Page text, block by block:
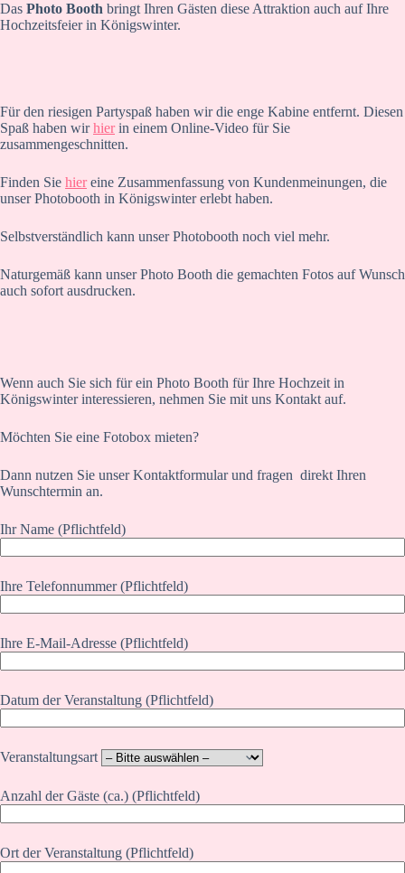
Das Photo Booth bringt Ihren Gästen diese Attraktion auch auf Ihre
Hochzeitsfeier in Königswinter.
Für den riesigen Partyspaß haben wir die enge Kabine entfernt. Diesen
Spaß haben wirhierin einem Online-Video für Sie
zusammengeschnitten.
Finden Sie hiereine Zusammenfassung von Kundenmeinungen, die
unser Photobooth in Königswinter erlebt haben.
Selbstverständlich kann unser Photobooth noch viel mehr.
Naturgemäß kann unser Photo Booth die gemachten Fotos auf Wunsch
auch sofort ausdrucken.
Wenn auch Sie sich für ein Photo Booth für Ihre Hochzeit in
Königswinter interessieren, nehmen Sie mit uns Kontakt auf.
Möchten Sie eine Fotobox mieten?
Dann nutzen Sie unser Kontaktformular und fragen direkt Ihren
Wunschtermin an.
Ihr Name (Pflichtfeld)
Ihre Telefonnummer (Pflichtfeld)
Ihre E-Mail-Adresse (Pflichtfeld)
Datum der Veranstaltung (Pflichtfeld)
Veranstaltungsart
Anzahl der Gäste (ca.) (Pflichtfeld)
Ort der Veranstaltung (Pflichtfeld)